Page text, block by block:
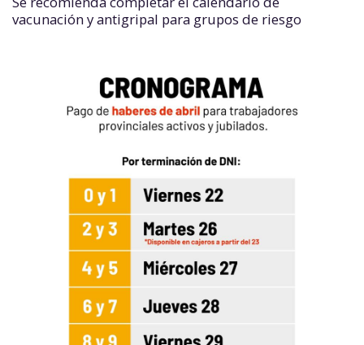
vacunación y antigripal para grupos de riesgo